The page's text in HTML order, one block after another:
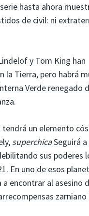
hasta ahora
de civil: ni
y Tom King han
la Tierra, pero habrá
Verde renegado
un elemento
superchicaSeguirá a
sus poderes
En uno de esos
encontrar al asesino
zarniano